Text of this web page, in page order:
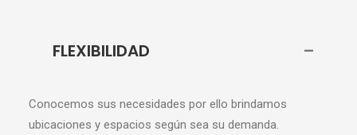
FLEXIBILIDAD
Conocemos sus necesidades por ello brindamos
ubicaciones y espacios según sea su demanda.